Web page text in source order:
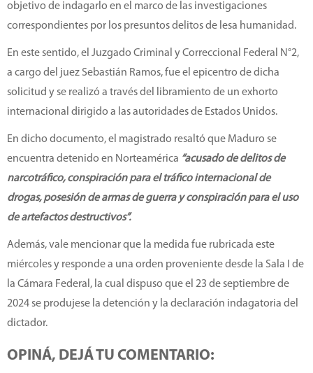
objetivo de indagarlo en el marco de las investigaciones
correspondientes por los presuntos delitos de lesa humanidad.
En este sentido, el Juzgado Criminal y Correccional Federal N°2,
a cargo del juez Sebastián Ramos, fue el epicentro de dicha
solicitud y se realizó a través del libramiento de un exhorto
internacional dirigido a las autoridades de Estados Unidos.
En dicho documento, el magistrado resaltó que Maduro se
encuentra detenido en Norteamérica “acusado de delitos de
narcotráfico, conspiración para el tráfico internacional de
drogas, posesión de armas de guerra y conspiración para el uso
de artefactos destructivos”.
Además, vale mencionar que la medida fue rubricada este
miércoles y responde a una orden proveniente desde la Sala I de
la Cámara Federal, la cual dispuso que el 23 de septiembre de
2024 se produjese la detención y la declaración indagatoria del
dictador.
OPINÁ, DEJÁ TU COMENTARIO: